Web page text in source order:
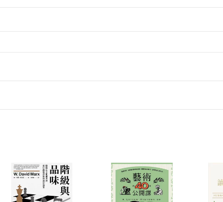
勇氣，也是我讀了這本書後得到最好的禮物。
期待。」
藉由講座與書籍向世人傳遞如何使人生更快樂、更美好的
除權合理例外情事適用準則第2條第5款之規定，「非以有形
售之商品為電子書，屬非以有形媒介提供之數位內容，消費
場，並於「我的訂單」中點選「瀏覽訂單明細」
「申請
為您辦理退款事宜。
登入帳號
Login
付款方式
Payment